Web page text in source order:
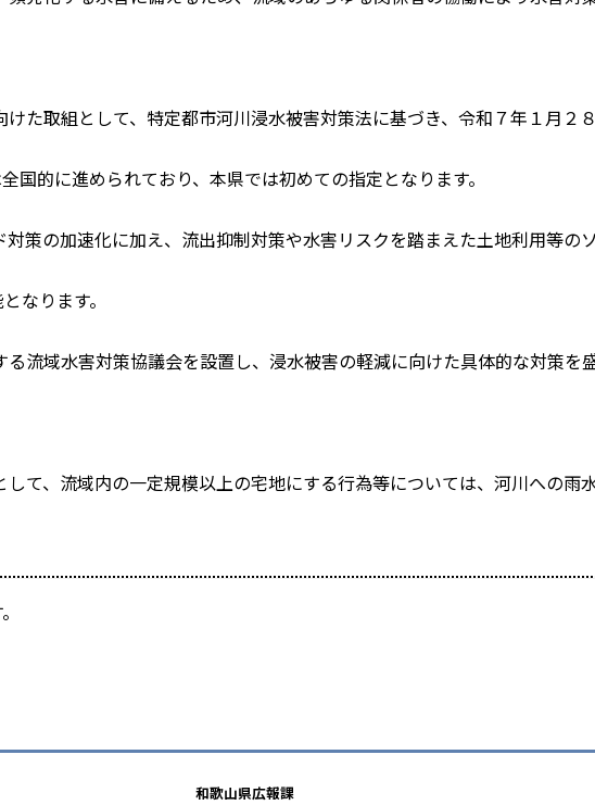
た取組として、特定都市河川浸水被害対策法に基づき、令和７年１月２
国的に進められており、本県では初めての指定となります。
策の加速化に加え、流出抑制対策や水害リスクを踏まえた土地利用等の
なります。
流域水害対策協議会を設置し、浸水被害の軽減に向けた具体的な対策を
て、流域内の一定規模以上の宅地にする行為等については、河川への雨
和歌山県広報課